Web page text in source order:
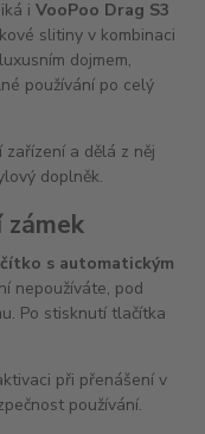
i VooPoo Drag S3
slitiny v kombinaci
dojmem,
používání po celý
a dělá z něj
doplněk.
s automatickým
nepoužíváte, pod
Po stisknutí tlačítka
při přenášení v
používání.